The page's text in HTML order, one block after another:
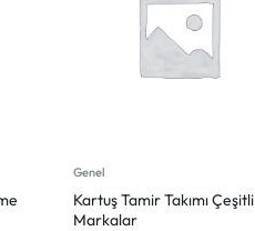
Genel
Kartuş Tamir Takımı Çeşitli
Markalar